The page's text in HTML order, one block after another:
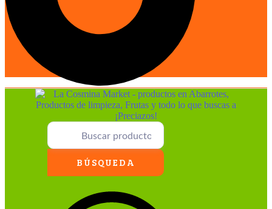
BÚSQUEDA